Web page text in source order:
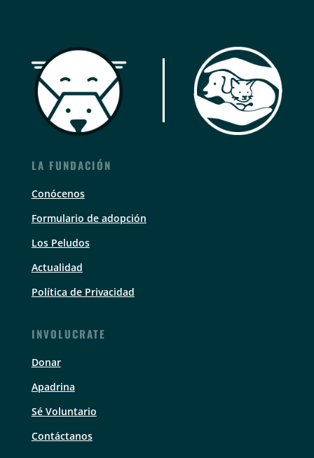
LA FUNDACIÓN
Conócenos
Formulario de adopción
Los Peludos
Actualidad
Política de Privacidad
INVOLUCRATE
Donar
Apadrina
Sé Voluntario
Contáctanos